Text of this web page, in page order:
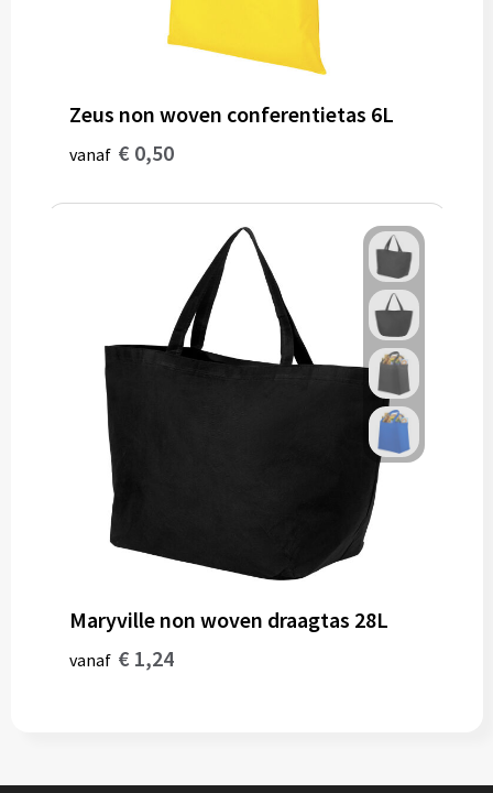
Zeus non woven conferentietas 6L
vanaf € 0,50
Maryville non woven draagtas 28L
vanaf € 1,24